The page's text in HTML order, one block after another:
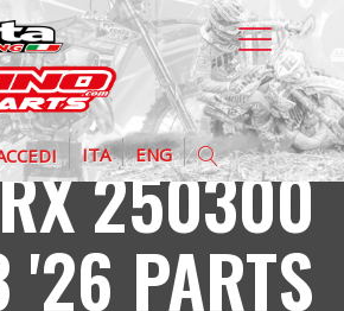
ITA ENG
250300
PARTS